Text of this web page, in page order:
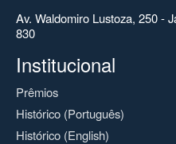
Av. Waldomiro Lustoza, 250 -
830
Institucional
Prêmios
Histórico (Português)
Histórico (English)